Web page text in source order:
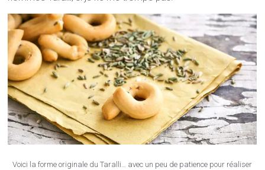
Voici la forme originale du Taralli… avec un peu de patience pour réaliser